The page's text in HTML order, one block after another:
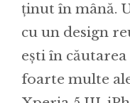
ținut în mână.
cu un design
ești în
foarte multe